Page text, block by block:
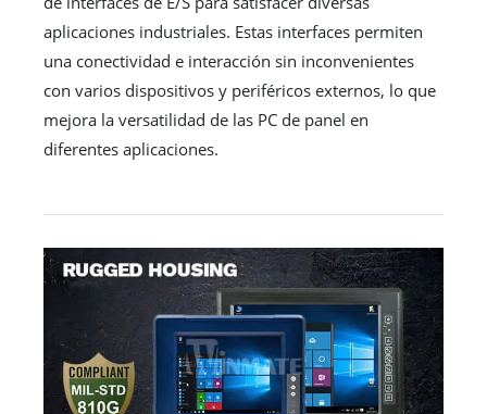
aplicaciones industriales. Estas interfaces permiten
una conectividad e interacción sin inconvenientes
con varios dispositivos y periféricos externos, lo que
mejora la versatilidad de las PC de panel en
diferentes aplicaciones.